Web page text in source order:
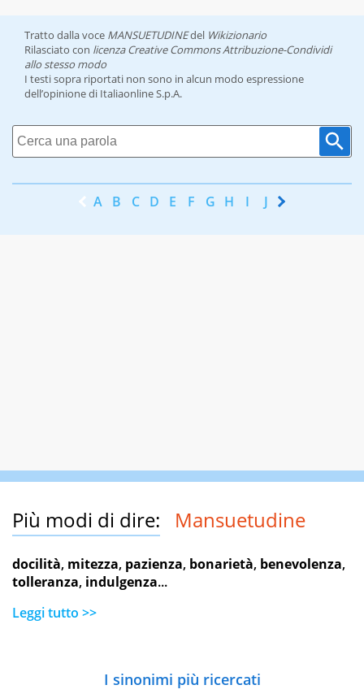
Tratto dalla voce MANSUETUDINEdel Wikizionario
Rilasciato con licenza Creative Commons Attribuzione-Condividi
allo stesso modo
I testi sopra riportati non sono in alcun modo espressione
dell’opinione di Italiaonline S.p.A.
A B C D E F G H I J K
Più modi di dire: Mansuetudine
docilità, mitezza, pazienza, bonarietà, benevolenza,
tolleranza, indulgenza...
Leggi tutto >>
I sinonimi più ricercati